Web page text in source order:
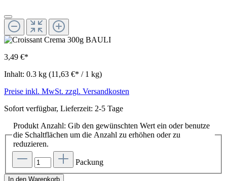
3,49 €*
Inhalt: 0.3 kg (11,63 €* / 1 kg)
Preise inkl. MwSt. zzgl. Versandkosten
Sofort verfügbar, Lieferzeit: 2-5 Tage
Produkt Anzahl: Gib den gewünschten Wert ein oder benutze
die Schaltflächen um die Anzahl zu erhöhen oder zu
reduzieren.
Packung
In den Warenkorb